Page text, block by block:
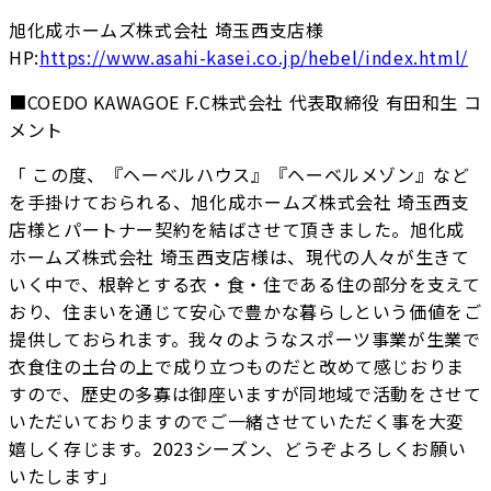
旭化成ホームズ株式会社 埼玉西支店様
HP:https://www.asahi-kasei.co.jp/hebel/index.html/
■COEDO KAWAGOE F.C株式会社 代表取締役 有田和生 コ
メント
「 この度、『ヘーベルハウス』『ヘーベルメゾン』など
を手掛けておられる、旭化成ホームズ株式会社 埼玉西支
店様とパートナー契約を結ばさせて頂きました。旭化成
ホームズ株式会社 埼玉西支店様は、現代の人々が生きて
いく中で、根幹とする衣・食・住である住の部分を支えて
おり、住まいを通じて安心で豊かな暮らしという価値をご
提供しておられます。我々のようなスポーツ事業が生業で
衣食住の土台の上で成り立つものだと改めて感じおりま
すので、歴史の多寡は御座いますが同地域で活動をさせて
いただいておりますのでご一緒させていただく事を大変
嬉しく存じます。2023シーズン、どうぞよろしくお願い
いたします」